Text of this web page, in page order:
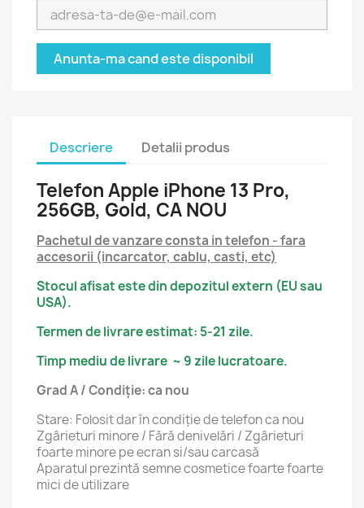
Anunta-ma cand este disponibil
Descriere Detalii produs
Telefon Apple iPhone 13 Pro,
256GB, Gold, CA NOU
Pachetul de vanzare consta in telefon - fara
accesorii (incarcator, cablu, casti, etc)
Stocul afisat este din depozitul extern (EU sau
USA).
Termen de livrare estimat: 5-21 zile.
Timp mediu de livrare ~ 9 zile lucratoare.
Grad A / Condiție: ca nou
Stare: Folosit dar în condiție de telefon ca nou
Zgârieturi minore / Fără denivelări / Zgârieturi
foarte minore pe ecran si/sau carcasă
Aparatul prezintă semne cosmetice foarte foarte
mici de utilizare